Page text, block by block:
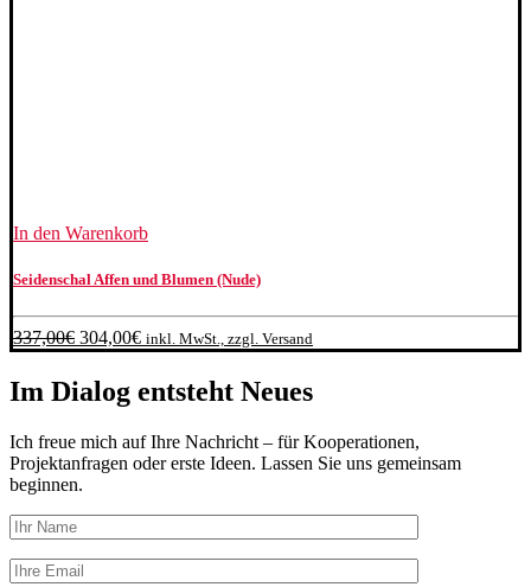
In den Warenkorb
Seidenschal Affen und Blumen (Nude)
337,00€ Ursprünglicher
Preis
war:
337,00€
304,00€Aktueller
Preis
304,00€.
inkl. MwSt., zzgl. Versand
Im Dialog entsteht Neues
Ich freue mich auf Ihre Nachricht – für Kooperationen,
Projektanfragen oder erste Ideen. Lassen Sie uns gemeinsam
beginnen.